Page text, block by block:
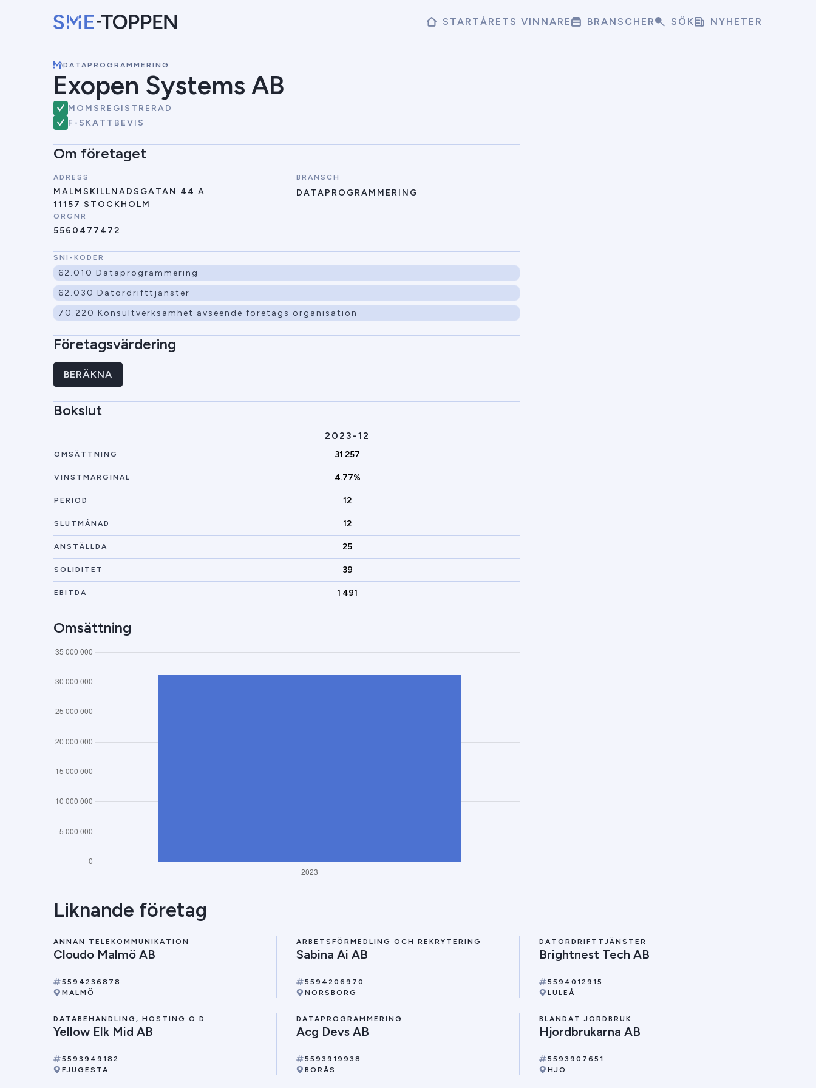
STARTÅRETS VINNARE BRANSCHER SÖK NYHETER
\DATAPROGRAMMERING
Exopen Systems AB
MOMSREGISTRERAD
F-SKATTBEVIS
Om företaget
ADRESS
MALMSKILLNADSGATAN 44 A
11157 STOCKHOLM
BRANSCH
DATAPROGRAMMERING
ORGNR
5560477472
SNI-KODER
62.010 Dataprogrammering
62.030 Datordrifttjänster
70.220 Konsultverksamhet avseende företags organisation
Företagsvärdering
BERÄKNA
Bokslut
2023-12
OMSÄTTNING 31 257
VINSTMARGINAL 4.77%
PERIOD 12
SLUTMÅNAD 12
ANSTÄLLDA 25
SOLIDITET 39
EBITDA 1 491
Omsättning
Liknande företag
ANNAN TELEKOMMUNIKATION
Cloudo Malmö AB
5594236878
MALMÖ
ARBETSFÖRMEDLING OCH REKRYTERING
Sabina Ai AB
5594206970
NORSBORG
DATORDRIFTTJÄNSTER
Brightnest Tech AB
5594012915
LULEÅ
DATABEHANDLING, HOSTING O.D.
Yellow Elk Mid AB
5593949182
FJUGESTA
DATAPROGRAMMERING
Acg Devs AB
5593919938
BORÅS
BLANDAT JORDBRUK
Hjordbrukarna AB
5593907651
HJO